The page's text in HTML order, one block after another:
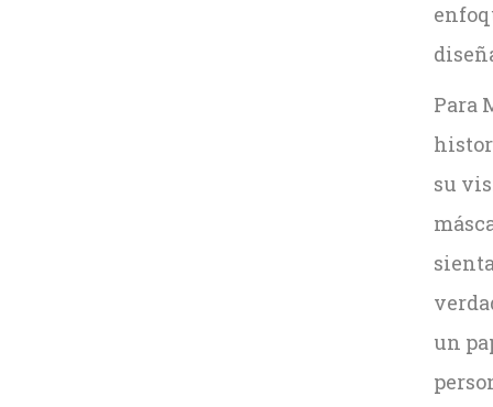
Para
su
un